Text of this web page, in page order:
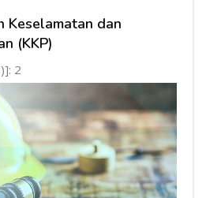
Keselamatan dan
(KKP)
2